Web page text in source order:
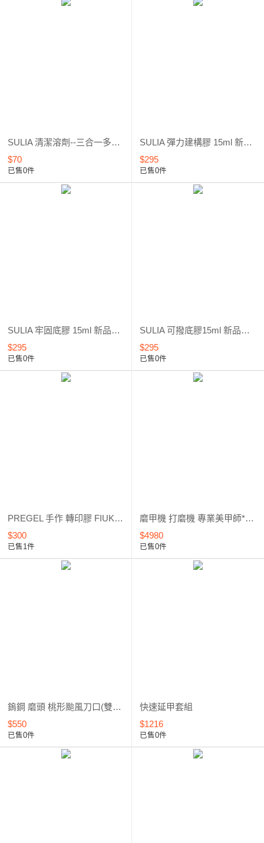
SULIA 清潔溶劑--三合一多功能*清潔甲面、洗筆、除膠*新品上市*優惠5折起
$70
已售0件
SULIA 彈力建構膠 15ml 新品上市*優惠6折
$295
已售0件
SULIA 牢固底膠 15ml 新品上市*優惠6折
$295
已售0件
SULIA 可撥底膠15ml 新品上市*優惠6折
$295
已售0件
PREGEL 手作 轉印膠 FIUK 轉寫膠 星空轉印膠 / 手作膠 / 4g/15g
$300
已售1件
磨甲機 打磨機 專業美甲師*台灣製*外銷暢銷款
$4980
已售0件
鎢鋼 磨頭 桃形颱風刀口(雙向切削) 6.0mm-CA10*****
$550
已售0件
快速延甲套組
$1216
已售0件